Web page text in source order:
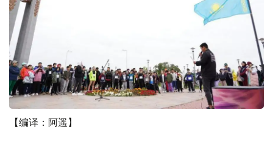
【编译：阿遥】